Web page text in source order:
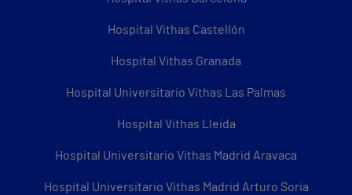
Hospital Vithas Castellón
Hospital Vithas Granada
Hospital Universitario Vithas Las Palmas
Hospital Vithas Lleida
Hospital Universitario Vithas Madrid Aravaca
Hospital Universitario Vithas Madrid Arturo Soria